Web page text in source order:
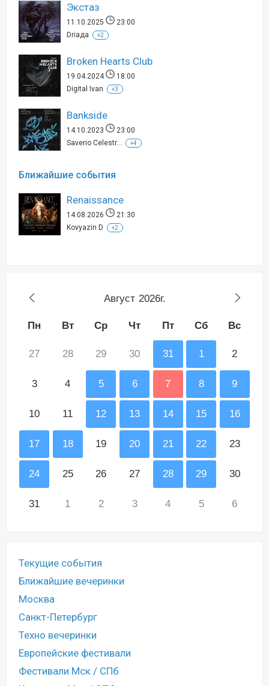
Экстаз
11.10.2025
23:00
Driaда
+2
Broken Hearts Club
19.04.2024
18:00
Digital Ivan
+3
Bankside
14.10.2023
23:00
Saverio Celestr...
+4
Ближайшие события
Renaissance
14.08.2026
21:30
Kovyazin D
+2
Август 2026г.
Пн Вт Ср Чт Пт Сб Вс
27 28 29 30 31 1 2
3 4 5 6 7 8 9
10 11 12 13 14 15 16
17 18 19 20 21 22 23
24 25 26 27 28 29 30
31 1 2 3 4 5 6
Текущие события
Ближайшие вечеринки
Москва
Санкт-Петербург
Техно вечеринки
Европейские фестивали
Фестивали Мск / СПб